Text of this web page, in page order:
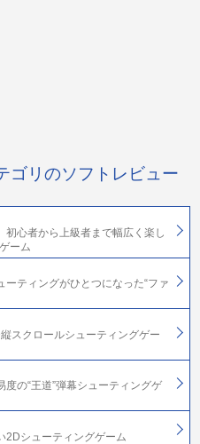
ゴリのソフトレビュー
初心者から上級者まで幅広く楽し
ーム
ティングがひとつになった“ファ
スクロールシューティングゲー
の“王道”弾幕シューティングゲ
2Dシューティングゲーム